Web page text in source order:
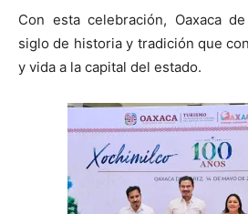
Con esta celebración, Oaxaca
siglo de historia y tradición que
y vida a la capital del estado.